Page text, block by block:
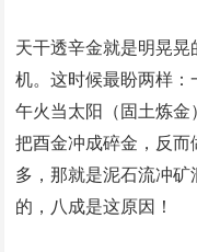
天干透辛金就是明晃
机。这时候最盼两样
午火当太阳（固土炼金
把酉金冲成碎金，反
多，那就是泥石流冲
的，八成是这原因！